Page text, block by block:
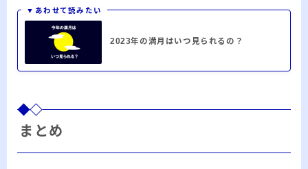
▼あわせて読みたい
2023年の満月はいつ見られるの？
まとめ